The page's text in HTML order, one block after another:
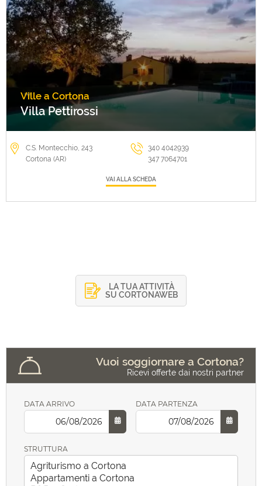
Ville a Cortona
Villa Pettirossi
C.S. Montecchio, 243
Cortona (AR)
340 4042939
347 7064701
VAI ALLA SCHEDA
LA TUA ATTIVITÀ
SU CORTONAWEB
Vuoi soggiornare a Cortona?
Ricevi offerte dai nostri partner
DATA ARRIVO DATA PARTENZA
STRUTTURA